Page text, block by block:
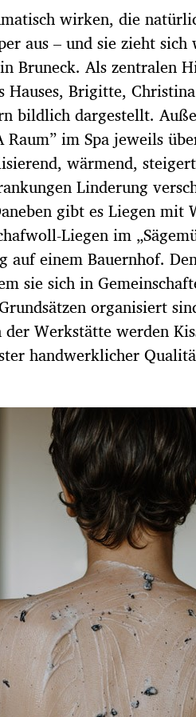
wirken, die
aus – und sie zieht
Bruneck. Als zentralen
Hauses, Brigitte,
bildlich dargestellt.
Raum” im Spa jeweils
wärmend,
Linderung
gibt es Liegen
Liegen im
auf einem Bauernhof.
sie sich in
organisiert
Werkstätte werden
handwerklicher